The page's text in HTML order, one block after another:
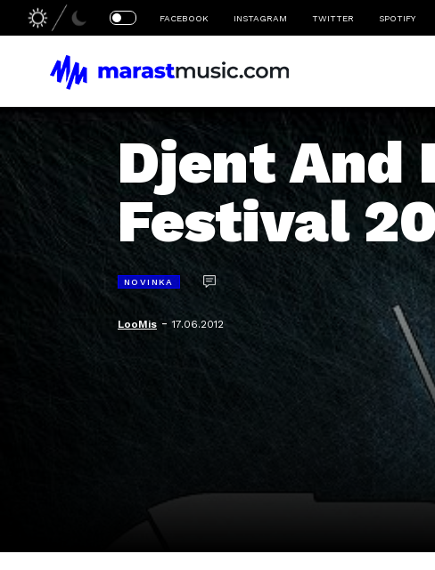
FACEBOOK INSTAGRAM TWITTER SPOTIFY
Djent And
Festival
NOVINKA
LooMis -17.06.2012